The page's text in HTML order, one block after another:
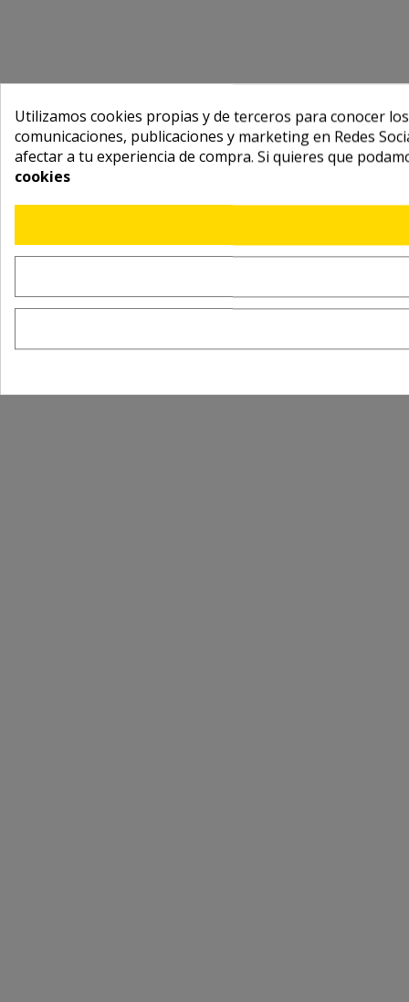
Utilizamos cookies propias y de terceros para conocer
comunicaciones, publicaciones y marketing en Redes
afectar a tu experiencia de compra. Si quieres que
cookies